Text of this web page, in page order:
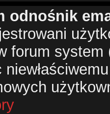
odnośnik
forum system